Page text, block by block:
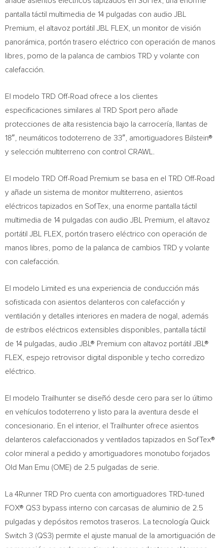
pantalla táctil multimedia de 14 pulgadas con audio JBL
Premium, el altavoz portátil JBL FLEX, un monitor de visión
panorámica, portón trasero eléctrico con operación de manos
libres, pomo de la palanca de cambios TRD y volante con
calefacción.
El modelo TRD Off-Road ofrece a los clientes
especificaciones similares al TRD Sport pero añade
protecciones de alta resistencia bajo la carrocería, llantas de
18″, neumáticos todoterreno de 33″, amortiguadores Bilstein®
y selección multiterreno con control CRAWL.
El modelo TRD Off-Road Premium se basa en el TRD Off-Road
y añade un sistema de monitor multiterreno, asientos
eléctricos tapizados en SofTex, una enorme pantalla táctil
multimedia de 14 pulgadas con audio JBL Premium, el altavoz
portátil JBL FLEX, portón trasero eléctrico con operación de
manos libres, pomo de la palanca de cambios TRD y volante
con calefacción.
El modelo Limited es una experiencia de conducción más
sofisticada con asientos delanteros con calefacción y
ventilación y detalles interiores en madera de nogal, además
de estribos eléctricos extensibles disponibles, pantalla táctil
de 14 pulgadas, audio JBL® Premium con altavoz portátil JBL®
FLEX, espejo retrovisor digital disponible y techo corredizo
eléctrico.
El modelo Trailhunter se diseñó desde cero para ser lo último
en vehículos todoterreno y listo para la aventura desde el
concesionario. En el interior, el Trailhunter ofrece asientos
delanteros calefaccionados y ventilados tapizados en SofTex®
color mineral a pedido y amortiguadores monotubo forjados
Old Man Emu (OME) de 2.5 pulgadas de serie.
La 4Runner TRD Pro cuenta con amortiguadores TRD-tuned
FOX® QS3 bypass interno con carcasas de aluminio de 2.5
pulgadas y depósitos remotos traseros. La tecnología Quick
Switch 3 (QS3) permite el ajuste manual de la amortiguación de